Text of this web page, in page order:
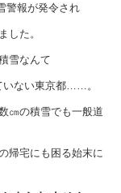
警報が発令され
した。
雪なんて
いない東京都……。
㎝の積雪でも一般道
帰宅にも困る始末に